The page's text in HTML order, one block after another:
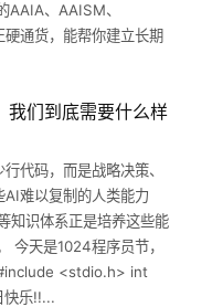
AAIA、AAISM、
通货，能帮你建立长期
我们到底需要什么样
代码，而是战略决策、
难以复制的人类能力
识体系正是培养这些能
今天是1024程序员节，
<stdio.h> int
乐!!...